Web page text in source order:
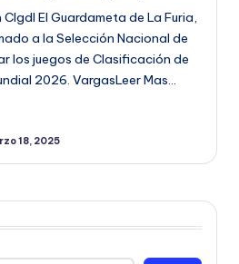
El Guardameta de La Furia,
a la Selección Nacional de
los juegos de Clasificación de
2026. VargasLeer Mas…
18, 2025